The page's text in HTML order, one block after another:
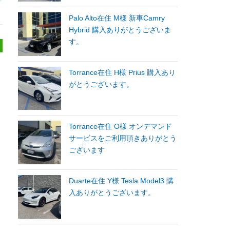
Palo Alto在住 M様 新車Camry
Hybrid 購入ありがとうございま
す。
Torrance在住 H様 Prius 購入あり
がとうございます。
Torrance在住 O様 オンデマンド
サービスをご利用頂きありがとう
ございます
Duarte在住 Y様 Tesla Model3 購
入ありがとうございます。